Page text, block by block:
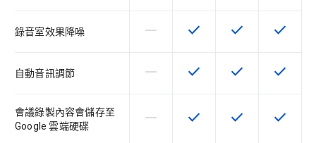
錄音室效果降噪 這個 SKU 不支援這項功能
horizontal_rule 這項功能適用於該 SKU
check 這項功能適用於
check 這項功
check
自動音訊調節 這個 SKU 不支援這項功能
horizontal_rule 這項功能適用於該 SKU
check 這項功能適用於
check 這項功
check
會議錄製內容會儲存至
Google 雲端硬碟
這個 SKU 不支援這項功能
horizontal_rule 這項功能適用於該 SKU
check 這項功能適用於
check 這項功
check